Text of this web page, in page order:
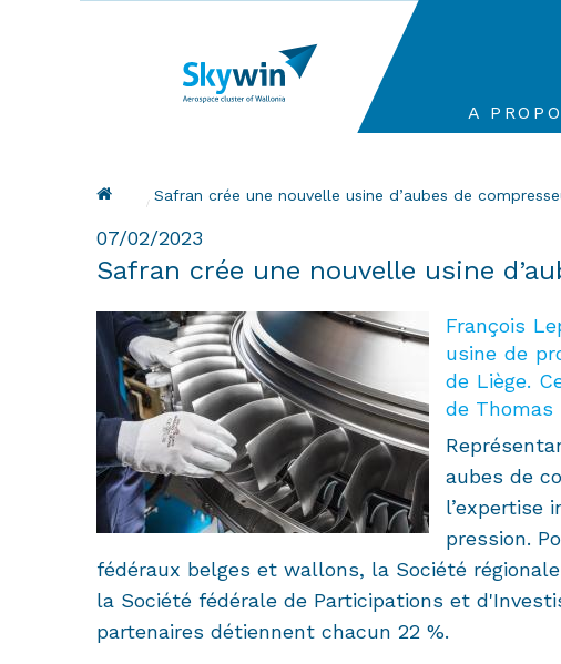
Main
A
Fil d'Ariane
Current:
Safran crée une nouvelle usine d’aubes de
07/02/2023
Safran crée une nouvelle usine
François
usine de
de Liège.
de Thomas
aubes de
l’expertise
pression.
fédéraux belges et wallons, la Société
la Société fédérale de Participations et
partenaires détiennent chacun 22 %.